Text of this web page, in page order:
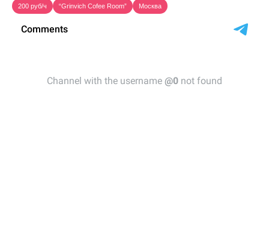
200 руб/ч “Grinvich Cofee Room” Москва